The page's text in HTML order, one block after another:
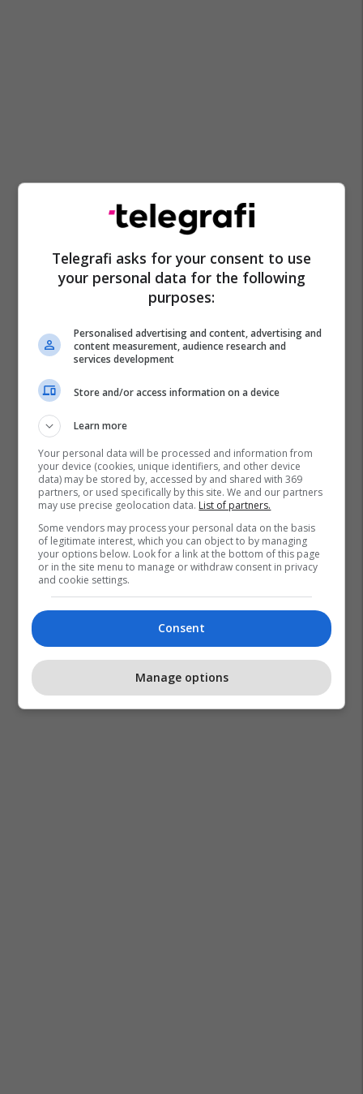
Telegrafi asks for your consent to use
your personal data for the following
purposes:
Personalised advertising and content, advertising and
content measurement, audience research and
services development
Store and/or access information on a device
Learn more
Your personal data will be processed and information from
your device (cookies, unique identifiers, and other device
data) may be stored by, accessed by and shared with 369
partners, or used specifically by this site. We and our partners
may use precise geolocation data. List of partners.
Some vendors may process your personal data on the basis
of legitimate interest, which you can object to by managing
your options below. Look for a link at the bottom of this page
or in the site menu to manage or withdraw consent in privacy
and cookie settings.
Consent
Manage options